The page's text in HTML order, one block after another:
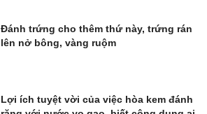
Đánh trứng cho thêm thứ này, trứng rán
lên nở bông, vàng ruộm
Lợi ích tuyệt vời của việc hòa kem đánh